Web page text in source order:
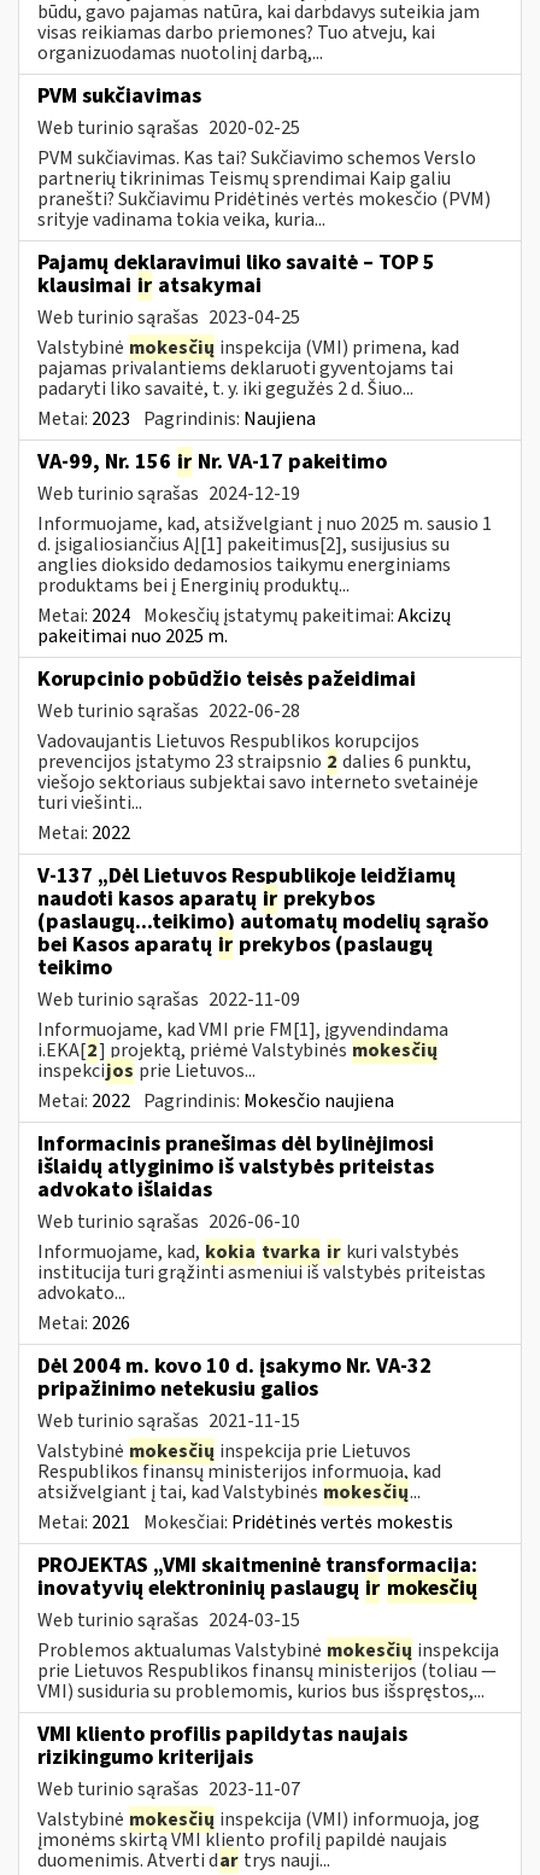
būdu, gavo pajamas natūra, kai darbdavys suteikia jam
visas reikiamas darbo priemones? Tuo atveju, kai
organizuodamas nuotolinį darbą,...
PVM sukčiavimas
Web turinio sąrašas 2020-02-25
PVM sukčiavimas. Kas tai? Sukčiavimo schemos Verslo
partnerių tikrinimas Teismų sprendimai Kaip galiu
pranešti? Sukčiavimu Pridėtinės vertės mokesčio (PVM)
srityje vadinama tokia veika, kuria...
Pajamų deklaravimui liko savaitė – TOP 5
klausimai ir atsakymai
Web turinio sąrašas 2023-04-25
Valstybinė mokesčių inspekcija (VMI) primena, kad
pajamas privalantiems deklaruoti gyventojams tai
padaryti liko savaitė, t. y. iki gegužės 2 d. Šiuo...
Metai: 2023 Pagrindinis: Naujiena
VA-99, Nr. 156 ir Nr. VA-17 pakeitimo
Web turinio sąrašas 2024-12-19
Informuojame, kad, atsižvelgiant į nuo 2025 m. sausio 1
d. įsigaliosiančius AĮ[1] pakeitimus[2], susijusius su
anglies dioksido dedamosios taikymu energiniams
produktams bei į Energinių produktų...
Metai: 2024 Mokesčių įstatymų pakeitimai:Akcizų
pakeitimai nuo 2025 m.
Korupcinio pobūdžio teisės pažeidimai
Web turinio sąrašas 2022-06-28
Vadovaujantis Lietuvos Respublikos korupcijos
prevencijos įstatymo 23 straipsnio 2 dalies 6 punktu,
viešojo sektoriaus subjektai savo interneto svetainėje
turi viešinti...
Metai: 2022
V-137 „Dėl Lietuvos Respublikoje leidžiamų
naudoti kasos aparatų ir prekybos
(paslaugų...teikimo) automatų modelių sąrašo
bei Kasos aparatų ir prekybos (paslaugų
teikimo
Web turinio sąrašas 2022-11-09
Informuojame, kad VMI prie FM[1], įgyvendindama
i.EKA[2] projektą, priėmė Valstybinės mokesčių
inspekcijos prie Lietuvos...
Metai: 2022 Pagrindinis: Mokesčio naujiena
Informacinis pranešimas dėl bylinėjimosi
išlaidų atlyginimo iš valstybės priteistas
advokato išlaidas
Web turinio sąrašas 2026-06-10
Informuojame, kad, kokia tvarka ir kuri valstybės
institucija turi grąžinti asmeniui iš valstybės priteistas
advokato...
Metai: 2026
Dėl 2004 m. kovo 10 d. įsakymo Nr. VA-32
pripažinimo netekusiu galios
Web turinio sąrašas 2021-11-15
Valstybinė mokesčių inspekcija prie Lietuvos
Respublikos finansų ministerijos informuoja, kad
atsižvelgiant į tai, kad Valstybinės mokesčių...
Metai: 2021 Mokesčiai: Pridėtinės vertės mokestis
PROJEKTAS „VMI skaitmeninė transformacija:
inovatyvių elektroninių paslaugų ir mokesčių
Web turinio sąrašas 2024-03-15
Problemos aktualumas Valstybinė mokesčių inspekcija
prie Lietuvos Respublikos finansų ministerijos (toliau ―
VMI) susiduria su problemomis, kurios bus išspręstos,...
VMI kliento profilis papildytas naujais
rizikingumo kriterijais
Web turinio sąrašas 2023-11-07
Valstybinė mokesčių inspekcija (VMI) informuoja, jog
įmonėms skirtą VMI kliento profilį papildė naujais
duomenimis. Atverti dar trys nauji...